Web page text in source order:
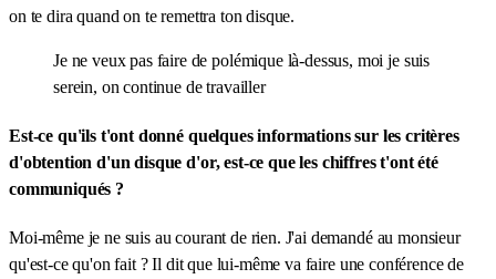
on te dira quand on te remettra ton disque.
Je ne veux pas faire de polémique là-dessus, moi je suis
serein, on continue de travailler
Est-ce qu'ils t'ont donné quelques informations sur les critères
d'obtention d'un disque d'or, est-ce que les chiffres t'ont été
communiqués ?
Moi-même je ne suis au courant de rien. J'ai demandé au monsieur
qu'est-ce qu'on fait ? Il dit que lui-même va faire une conférence de